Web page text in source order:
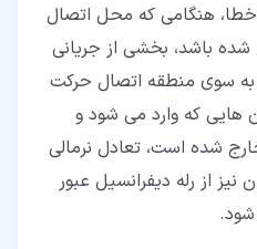
هنگامی که محل اتصال
باشد، بخشی از جریانی
سوی منطقه اتصال حرکت
هایی که وارد می شود و
شده است، تعادل نرمالی
از رله دیفرانسیل عبور